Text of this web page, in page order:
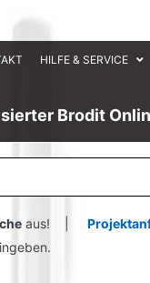
HILFE & SERVICE
Brodit
aus! |